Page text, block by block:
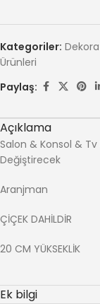
Kategoriler:
Ürünleri
Paylaş:
Açıklama
Salon & Konsol & Tv
Değiştirecek
Aranjman
ÇİÇEK DAHİLDİR
20 CM YÜKSEKLİK
Ek bilgi